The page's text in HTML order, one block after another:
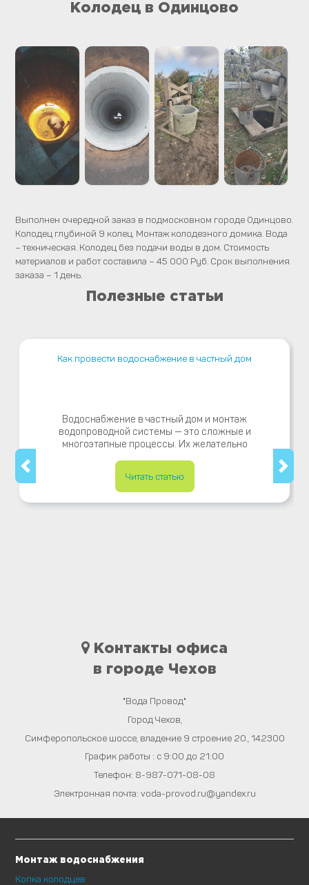
Колодец в Одинцово
Выполнен очередной заказ в подмосковном городе Одинцово.
Колодец глубиной 9 колец. Монтаж колодезного домика. Вода
– техническая. Колодец без подачи воды в дом. Стоимость
материалов и работ составила – 45 000 Руб. Срок выполнения
заказа – 1 день.
Полезные статьи
Как провести водоснабжение в частный дом
Водоснабжение в частный дом и монтаж
водопроводной системы — это сложные и
многоэтапные процессы. Их желательно
Читать статью
Контакты офиса
в городе Чехов
"Вода Провод"
Город Чехов
Симферопольское шоссе, владение 9 строение 20. 142300
График работы : с 9:00 до 21:00
Телефон: 8-987-071-08-08
Электронная почта: voda-provod.ru@yandex.ru
Монтаж водоснабжения
Копка колодцев